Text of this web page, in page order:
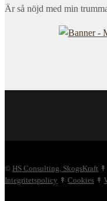
Är så nöjd med min
© HS Consulting, SkogsKraft
Integritetspolicy ↟ Cookies ↟